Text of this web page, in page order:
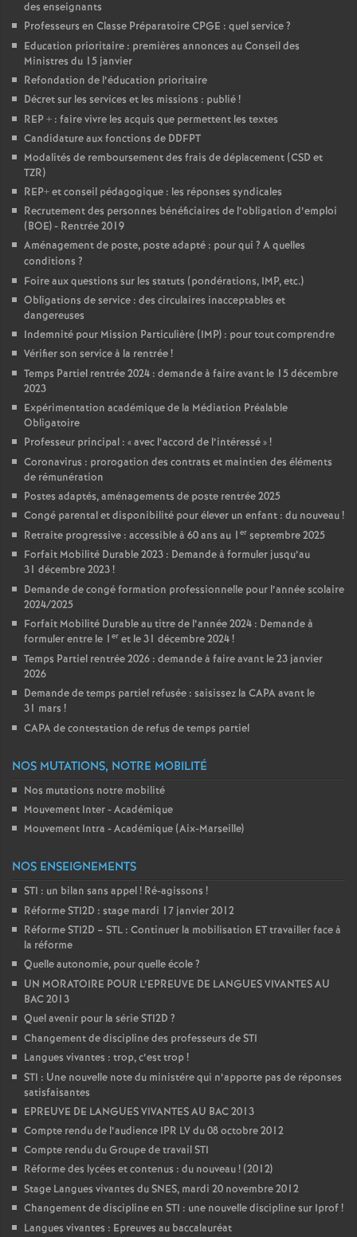
des enseignants
Professeurs en Classe Préparatoire CPGE : quel service?
Education prioritaire : premières annonces au Conseil des
Ministres du 15 janvier
Refondation de l’éducation prioritaire
Décret sur les services et les missions : publié!
REP + : faire vivre les acquis que permettent les textes
Candidature aux fonctions de DDFPT
Modalités de remboursement des frais de déplacement (CSD et
TZR)
REP+ et conseil pédagogique : les réponses syndicales
Recrutement des personnes bénéficiaires de l’obligation d’emploi
(BOE) - Rentrée 2019
Aménagement de poste, poste adapté : pour qui ? A quelles
conditions ?
Foire aux questions sur les statuts (pondérations, IMP, etc.)
Obligations de service : des circulaires inacceptables et
dangereuses
Indemnité pour Mission Particulière (IMP) : pour tout comprendre
Vérifier son service à la rentrée!
Temps Partiel rentrée 2024 : demande à faire avant le 15 décembre
2023
Expérimentation académique de la Médiation Préalable
Obligatoire
Professeur principal : «avec l’accord de l’intéressé»!
Coronavirus : prorogation des contrats et maintien des éléments
de rémunération
Postes adaptés, aménagements de poste rentrée 2025
Congé parental et disponibilité pour élever un enfant : du nouveau!
Retraite progressive : accessible à 60 ans au 1 er septembre 2025
Forfait Mobilité Durable 2023 : Demande à formuler jusqu’au
31 décembre 2023!
Demande de congé formation professionnelle pour l’année scolaire
2024/2025
Forfait Mobilité Durable au titre de l’année 2024 : Demande à
formuler entre le 1 er et le 31 décembre 2024!
Temps Partiel rentrée 2026 : demande à faire avant le 23 janvier
2026
Demande de temps partiel refusée : saisissez la CAPA avant le
31 mars !
CAPA de contestation de refus de temps partiel
NOS MUTATIONS, NOTRE MOBILITÉ
Nos mutations notre mobilité
Mouvement Inter - Académique
Mouvement Intra - Académique (Aix-Marseille)
NOS ENSEIGNEMENTS
STI : un bilan sans appel! Ré-agissons !
Réforme STI2D : stage mardi 17 janvier 2012
Réforme STI2D – STL : Continuer la mobilisation ET travailler face à
la réforme
Quelle autonomie, pour quelle école?
UN MORATOIRE POUR L’EPREUVE DE LANGUES VIVANTES AU
BAC 2013
Quel avenir pour la série STI2D ?
Changement de discipline des professeurs de STI
Langues vivantes : trop, c’est trop!
STI : Une nouvelle note du ministére qui n’apporte pas de réponses
satisfaisantes
EPREUVE DE LANGUES VIVANTES AU BAC 2013
Compte rendu de l’audience IPR LV du 08 octobre 2012
Compte rendu du Groupe de travail STI
Réforme des lycées et contenus : du nouveau! (2012)
Stage Langues vivantes du SNES, mardi 20 novembre 2012
Changement de discipline en STI : une nouvelle discipline sur Iprof!
Langues vivantes : Epreuves au baccalauréat